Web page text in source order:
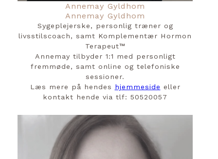
Annemay Gyldhom
Annemay Gyldhom
Sygeplejerske, personlig træner og
livsstilscoach, samt Komplementær Hormon
Terapeut™
Annemay tilbyder 1:1 med personligt
fremmøde, samt online og telefoniske
sessioner.
Læs mere på hendes hjemmeside eller
kontakt hende via tlf: 50520057